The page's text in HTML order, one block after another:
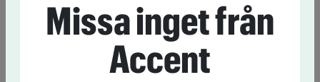
Missa inget från
Accent